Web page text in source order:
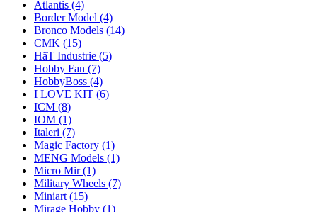
Atlantis (4)
Border Model (4)
Bronco Models (14)
CMK (15)
HäT Industrie (5)
Hobby Fan (7)
HobbyBoss (4)
I LOVE KIT (6)
ICM (8)
IOM (1)
Italeri (7)
Magic Factory (1)
MENG Models (1)
Micro Mir(1)
Military Wheels (7)
Miniart (15)
Mirage Hobby (1)